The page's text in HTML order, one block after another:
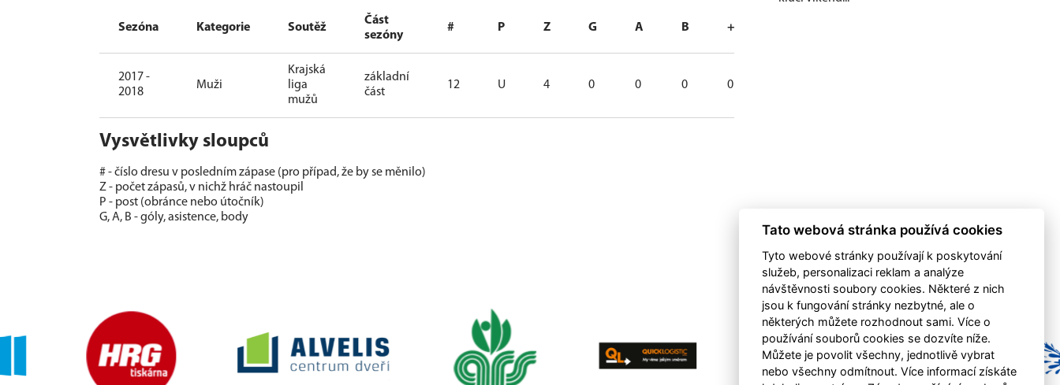
Sezóna Kategorie Soutěž
Část
sezóny
# P Z G A B +
2017 -
2018
Muži
Krajská
liga
mužů
základní
část
12 U 4 0 0 0 0
Vysvětlivky sloupců
# - číslo dresu v posledním zápase (pro případ, že by se měnilo)
Z - počet zápasů, v nichž hráč nastoupil
P - post (obránce nebo útočník)
G, A, B - góly, asistence, body
Tato webová stránka používá cookies
Tyto webové stránky používají k poskytování
služeb, personalizaci reklam a analýze
návštěvnosti soubory cookies. Některé z nich
jsou k fungování stránky nezbytné, ale o
některých můžete rozhodnout sami. Více o
používání souborů cookies se dozvíte níže.
Můžete je povolit všechny, jednotlivě vybrat
nebo všechny odmítnout. Více informací získáte